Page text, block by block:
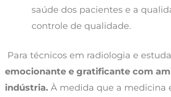
saúde dos pacientes e a
controle de qualidade.
Para técnicos em radiologia e
emocionante e gratificante com
indústria. À medida que a medicina